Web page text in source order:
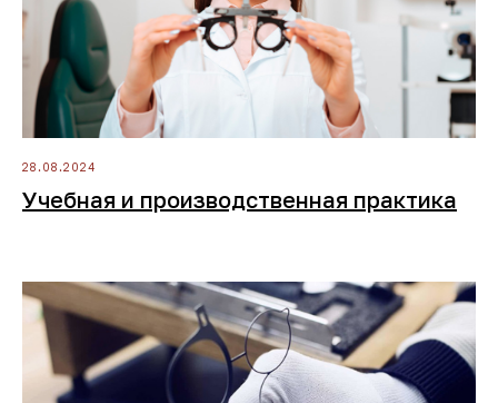
28.08.2024
Учебная и производственная практика